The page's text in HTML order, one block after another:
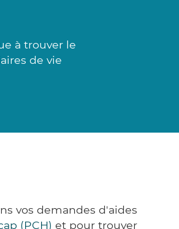
à trouver le
de vie
vos demandes d'aides
(PCH) et pour trouver